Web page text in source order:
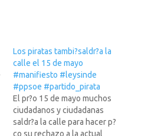
Los piratas tambi?saldr?a la
calle el 15 de mayo
#manifiesto #leysinde
#ppsoe #partido_pirata
El pr?o 15 de mayo muchos
ciudadanos y ciudadanas
saldr?a la calle para hacer p?
co su rechazo a la actual